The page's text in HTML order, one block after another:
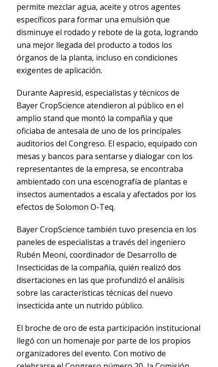
permite mezclar agua, aceite y otros agentes
específicos para formar una emulsión que
disminuye el rodado y rebote de la gota, logrando
una mejor llegada del producto a todos los
órganos de la planta, incluso en condiciones
exigentes de aplicación.
Durante Aapresid, especialistas y técnicos de
Bayer CropScience atendieron al público en el
amplio stand que montó la compañía y que
oficiaba de antesala de uno de los principales
auditorios del Congreso. El espacio, equipado con
mesas y bancos para sentarse y dialogar con los
representantes de la empresa, se encontraba
ambientado con una escenografía de plantas e
insectos aumentados a escala y afectados por los
efectos de Solomon O-Teq.
Bayer CropScience también tuvo presencia en los
paneles de especialistas a través del ingeniero
Rubén Meoni, coordinador de Desarrollo de
Insecticidas de la compañía, quién realizó dos
disertaciones en las que profundizó el análisis
sobre las características técnicas del nuevo
insecticida ante un nutrido público.
El broche de oro de esta participación institucional
llegó con un homenaje por parte de los propios
organizadores del evento. Con motivo de